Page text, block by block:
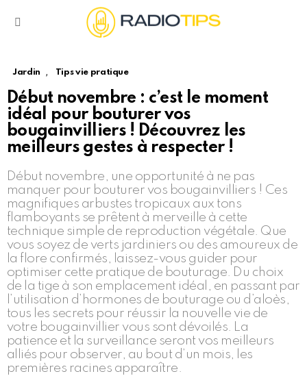
Jardin , Tips vie pratique
Début novembre : c’est le moment
idéal pour bouturer vos
bougainvilliers ! Découvrez les
meilleurs gestes à respecter !
Début novembre, une opportunité à ne pas
manquer pour bouturer vos bougainvilliers ! Ces
magnifiques arbustes tropicaux aux tons
flamboyants se prêtent à merveille à cette
technique simple de reproduction végétale. Que
vous soyez de verts jardiniers ou des amoureux de
la flore confirmés, laissez-vous guider pour
optimiser cette pratique de bouturage. Du choix
de la tige à son emplacement idéal, en passant par
l’utilisation d’hormones de bouturage ou d’aloès,
tous les secrets pour réussir la nouvelle vie de
votre bougainvillier vous sont dévoilés. La
patience et la surveillance seront vos meilleurs
alliés pour observer, au bout d’un mois, les
premières racines apparaître.